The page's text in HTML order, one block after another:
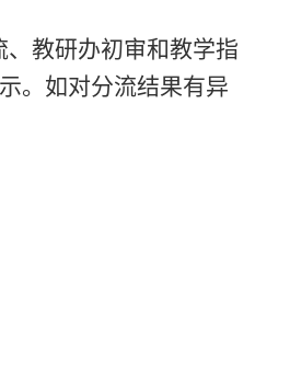
教研办初审和教学指
。如对分流结果有异